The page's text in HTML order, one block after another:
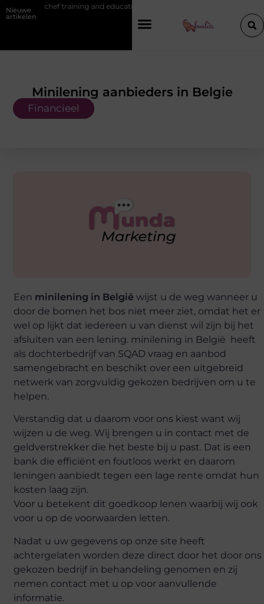
Nieuwe
artikelen
and education Waarom je een vochtbestrijdingsbedrijf
Minilening aanbieders in Belgie
Financieel
Een minilening in België wijst u de weg wanneer u
door de bomen het bos niet meer ziet, omdat het er
wel op lijkt dat iedereen u van dienst wil zijn bij het
afsluiten van een lening. minilening in België heeft
als dochterbedrijf van SQAD vraag en aanbod
samengebracht en beschikt over een uitgebreid
netwerk van zorgvuldig gekozen bedrijven om u te
helpen.
Verstandig dat u daarom voor ons kiest want wij
wijzen u de weg. Wij brengen u in contact met de
geldverstrekker die het beste bij u past. Dat is een
bank die efficiënt en foutloos werkt en daarom
leningen aanbiedt tegen een lage rente omdat hun
kosten laag zijn.
Voor u betekent dit goedkoop lenen waarbij wij ook
voor u op de voorwaarden letten.
Nadat u uw gegevens op onze site heeft
achtergelaten worden deze direct door het door ons
gekozen bedrijf in behandeling genomen en zij
nemen contact met u op voor aanvullende
informatie.